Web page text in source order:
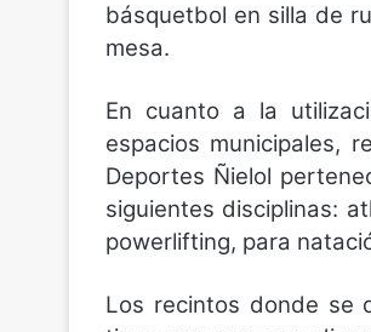
básquetbol en silla de
mesa.
En cuanto a la
espacios municipales,
Deportes Ñielol
siguientes disciplinas:
powerlifting, para
Los recintos donde se